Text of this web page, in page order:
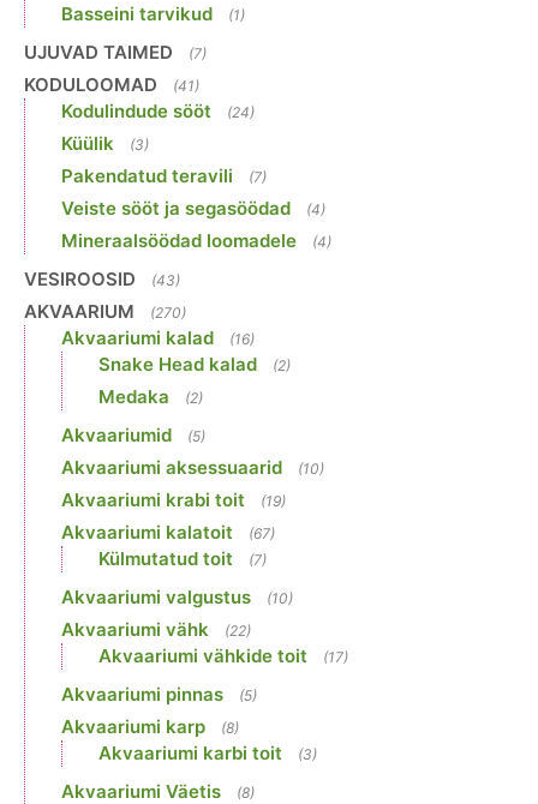
Basseini tarvikud (1)
UJUVAD TAIMED (7)
KODULOOMAD (41)
Kodulindude sööt (24)
Küülik (3)
Pakendatud teravili (7)
Veiste sööt ja segasöödad (4)
Mineraalsöödad loomadele (4)
VESIROOSID (43)
AKVAARIUM (270)
Akvaariumi kalad (16)
Snake Head kalad (2)
Medaka (2)
Akvaariumid (5)
Akvaariumi aksessuaarid (10)
Akvaariumi krabi toit (19)
Akvaariumi kalatoit (67)
Külmutatud toit (7)
Akvaariumi valgustus (10)
Akvaariumi vähk (22)
Akvaariumi vähkide toit (17)
Akvaariumi pinnas (5)
Akvaariumi karp (8)
Akvaariumi karbi toit (3)
Akvaariumi Väetis (8)